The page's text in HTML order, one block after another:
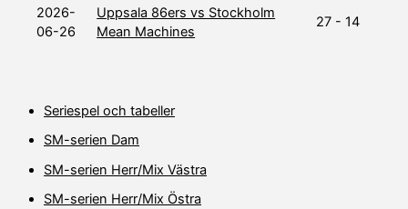
2026-
06-26
Uppsala 86ers vs Stockholm
Mean Machines
27 - 14
Seriespel och tabeller
SM-serien Dam
SM-serien Herr/Mix Västra
SM-serien Herr/Mix Östra